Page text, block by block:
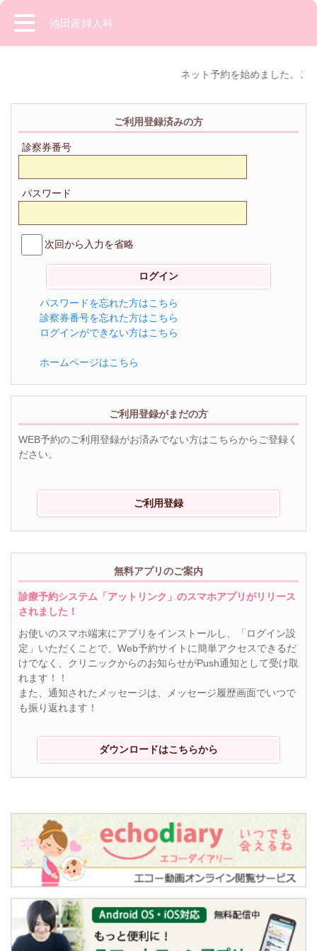
池田産婦人科
ネット予約を始めました。ご
ご利用登録済みの方
診察券番号
パスワード
次回から入力を省略
パスワードを忘れた方はこちら
診察券番号を忘れた方はこちら
ログインができない方はこちら
ホームページはこちら
ご利用登録がまだの方
WEB予約のご利用登録がお済みでない方はこちらからご登録く
ださい。
ご利用登録
無料アプリのご案内
診療予約システム「アットリンク」のスマホアプリがリリース
されました！
お使いのスマホ端末にアプリをインストールし、「ログイン設
定」いただくことで、Web予約サイトに簡単アクセスできるだ
けでなく、クリニックからのお知らせがPush通知として受け取
れます！！
また、通知されたメッセージは、メッセージ履歴画面でいつで
も振り返れます！
ダウンロードはこちらから